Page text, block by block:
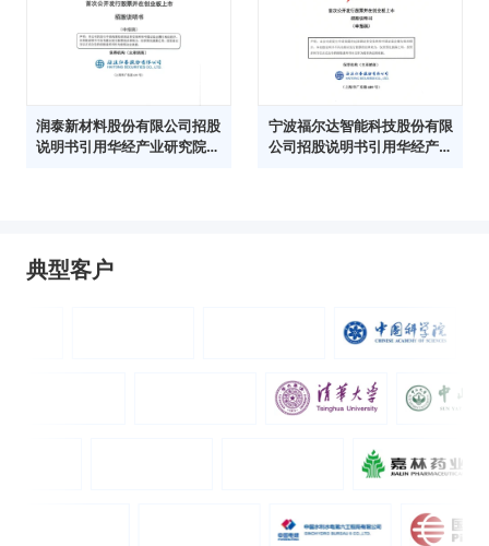
润泰新材料股份有限公司招股
说明书引用华经产业研究院数
宁波福尔达智能科技股份有限
公司招股说明书引用华经产业
典型客户